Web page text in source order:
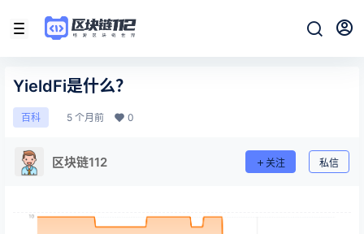
YieldFi是什么？
百科 5 个月前 0
区块链112 关注 私信